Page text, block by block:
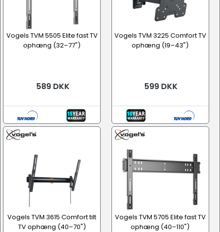
Vogels TVM 5505 Elite fast TV
ophæng (32–77")
589 DKK
Vogels TVM 3225 Comfort TV
ophæng (19–43")
599 DKK
Vogels TVM 3615 Comfort tilt
TV ophæng (40–70")
Vogels TVM 5705 Elite fast TV
ophæng (40–110")